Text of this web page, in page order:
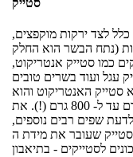
סטייק
לצד ירקות מוקפצים,
(נתח הבשר הוא החלק
כמו סטייק אנטריקוט,
עגל ועוד בשרים טובים
סטייק האנטריקוט והוא
מגיע בדרך כלל בגדלים קבועים של מ- 300 גרם עד ל- 800 גרם (!). את
שפים רבים נוספים,
סטייק שעובר את מידת ה- Medium אינו טעים ולעיס. לפניכם